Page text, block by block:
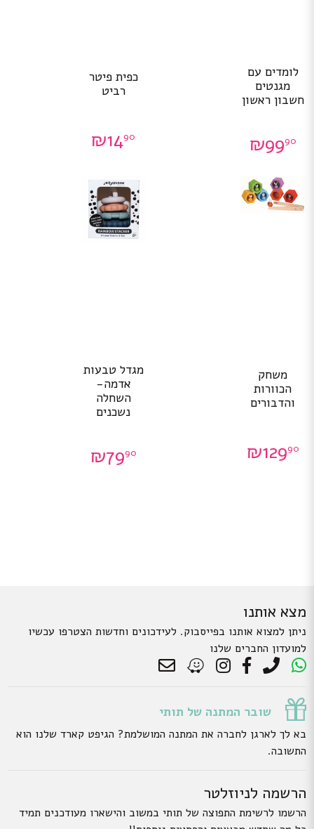
לומדים עם
מגנטים
חשבון ראשון
₪9990
כפית פיטר
רביט
₪1490
משחק
הכוורות
והדבורים
₪12990
מגדל טבעות
אדמה-
השחלה
נשכנים
₪7990
מצא אותנו
ניתן למצוא אותנו בפייסבוק. לעידכונים וחדשות הצטרפו עכשיו
למועדון החברים שלנו
שובר המתנה של תותי
בא לך לארגן לחברה את המתנה המושלמת? הגיפט קארד שלנו הוא
התשובה.
הרשמה לניוזלטר
הרשמו לרשימת התפוצה של תותי במשוב והישארו מעודכנים תמיד